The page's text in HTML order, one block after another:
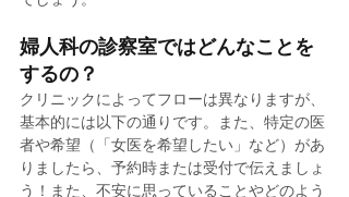
婦人科の診察室ではどんなことを
するの？
クリニックによってフローは異なりますが、
基本的には以下の通りです。また、特定の医
者や希望（「女医を希望したい」など）があ
りましたら、予約時または受付で伝えましょ
う！また、不安に思っていることやどのよう